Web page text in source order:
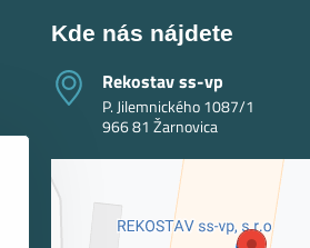
Kde nás nájdete
Rekostav ss-vp
P. Jilemnického 1087/1
966 81 Žarnovica